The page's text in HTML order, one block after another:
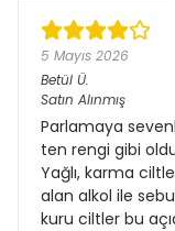
5 Mayıs 2026
Betül Ü.
Satın Alınmış
Parlamaya
ten rengi gibi
Yağlı, karma
alan alkol ile
kuru ciltler bu